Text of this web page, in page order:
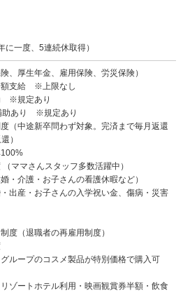
一度、5連続休取得）
、厚生年金、雇用保険、労災保険）
額支給 ※上限なし
※規定あり
助あり ※規定あり
（中途新卒問わず対象。完済まで毎月返還
）
ママさんスタッフ多数活躍中）
・介護・お子さんの看護休暇など）
出産・お子さんの入学祝い金、傷病・災害
度（退職者の再雇用制度）
ループのコスメ製品が特別価格で購入可
ゾートホテル利用・映画観賞券半額・飲食